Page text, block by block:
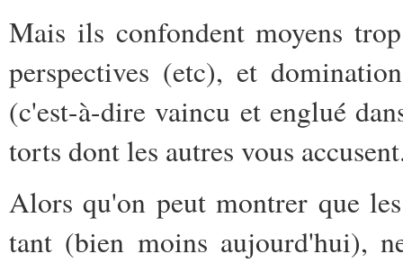
Mais ils confondent moyens
perspectives (etc), et
(c'est-à-dire vaincu et englué
torts dont les autres vous
Alors qu'on peut montrer que
tant (bien moins aujourd'hui),